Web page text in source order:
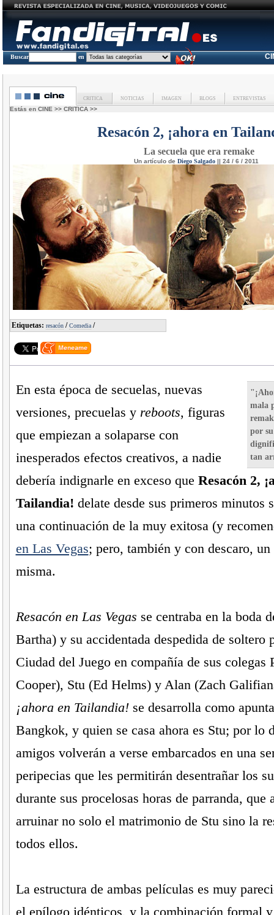
Buscar en
CRITICA NOTICIAS IMAGEN BLOGS ENTREVISTAS
Estás en CINE >> CRITICA >>
Resacón 2, ¡ahora en
La secuela que era remake
Un artículo de Diego Salgado|| 24 / 6 / 2011
Etiquetas: resacón/Comedia/
mala
por
tan
En esta época de secuelas, nuevas
versiones, precuelas y reboots, figuras
que empiezan a solaparse con
inesperados efectos creativos, a nadie
debería indignarle en exceso que Resacón 2,
Tailandia! delate desde sus primeros minutos
una continuación de la muy exitosa (y
en Las Vegas; pero, también y con descaro, un
misma.
Resacón en Las Vegas se centraba en la boda
Bartha) y su accidentada despedida de soltero
Ciudad del Juego en compañía de sus colegas
Cooper), Stu (Ed Helms) y Alan (Zach
¡ahora en Tailandia!se desarrolla como
Bangkok, y quien se casa ahora es Stu; por lo
amigos volverán a verse embarcados en una
peripecias que les permitirán desentrañar los
durante sus procelosas horas de parranda, que
arruinar no solo el matrimonio de Stu sino la
todos ellos.
La estructura de ambas películas es muy
el epílogo idénticos, y la combinación formal